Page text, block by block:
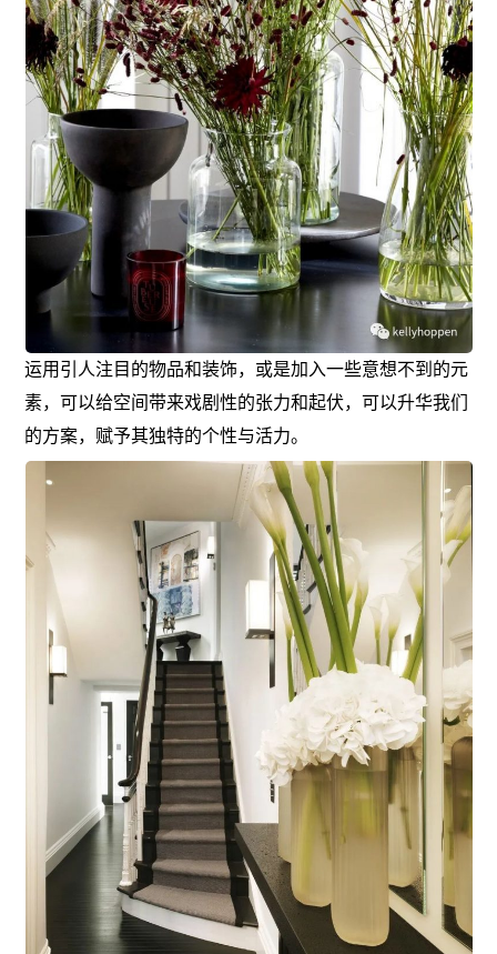
运用引人注目的物品和装饰，或是加入一些意想不到的元
素，可以给空间带来戏剧性的张力和起伏，可以升华我们
的方案，赋予其独特的个性与活力。